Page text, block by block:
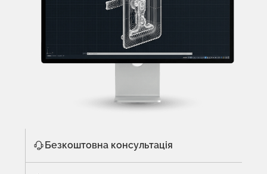
Безкоштовна консультація